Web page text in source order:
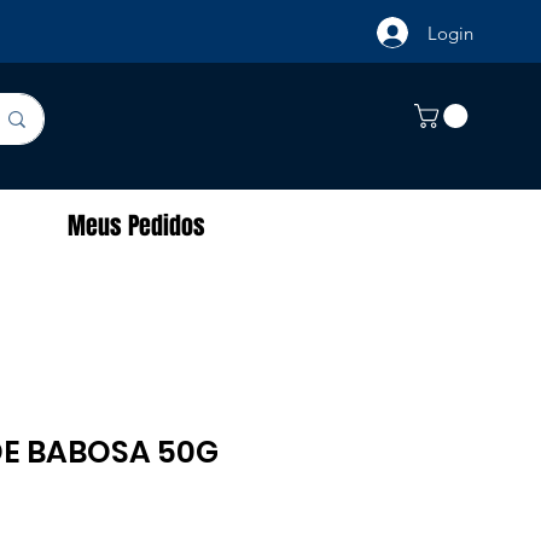
Login
Meus Pedidos
BABOSA 50G